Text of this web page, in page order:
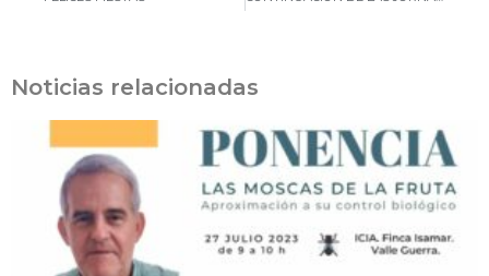
Noticias relacionadas